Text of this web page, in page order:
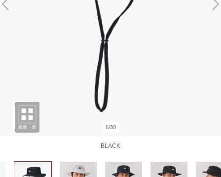
6/30
BLACK